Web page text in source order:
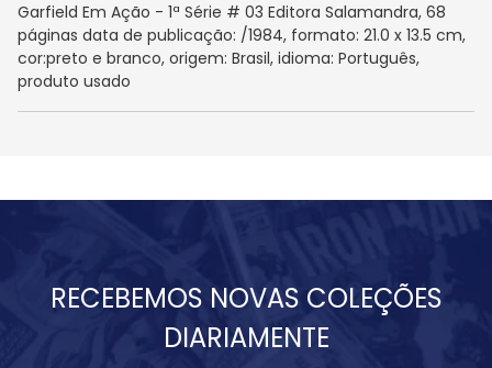
Garfield Em Ação - 1ª Série # 03 Editora Salamandra, 68
páginas data de publicação: /1984, formato: 21.0 x 13.5 cm,
cor:preto e branco, origem: Brasil, idioma: Português,
produto usado
RECEBEMOS NOVAS COLEÇÕES
DIARIAMENTE